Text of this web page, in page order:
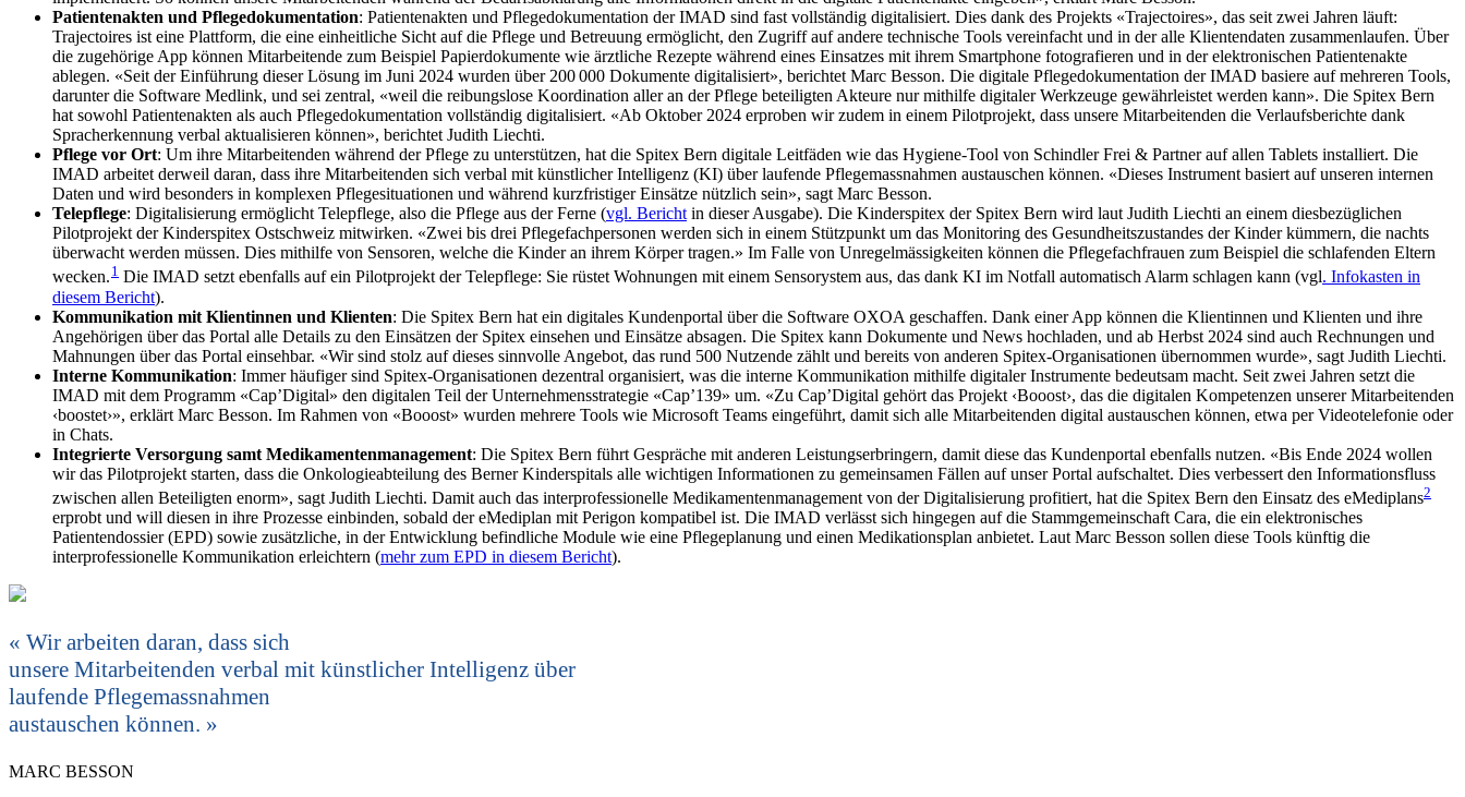
Patientenakten und Pflegedokumentation: Patientenakten und Pflegedokumentation der IMAD sind fast vollständig digitalisiert. Dies dank des Projekts «Trajectoires», das seit zwei Jahren läuft:
Trajectoires ist eine Plattform, die eine einheitliche Sicht auf die Pflege und Betreuung ermöglicht, den Zugriff auf andere technische Tools vereinfacht und in der alle Klientendaten zusammenlaufen. Über
die zugehörige App können Mitarbeitende zum Beispiel Papierdokumente wie ärztliche Rezepte während eines Einsatzes mit ihrem Smartphone fotografieren und in der elektronischen Patientenakte
ablegen. «Seit der Einführung dieser Lösung im Juni 2024 wurden über 200 000 Dokumente digitalisiert», berichtet Marc Besson. Die digitale Pflegedokumentation der IMAD basiere auf mehreren Tools,
darunter die Software Medlink, und sei zentral, «weil die reibungslose Koordina­tion aller an der Pflege beteiligten Akteure nur mithilfe digitaler Werkzeuge gewährleistet werden kann». Die Spitex Bern
hat sowohl Patientenakten als auch Pflegedokumentation vollständig digitalisiert. «Ab Oktober 2024 erproben wir zudem in einem Pilotprojekt, dass unsere Mitarbeitenden die Verlaufsberichte dank
Spracherkennung verbal aktualisieren können», berichtet Judith Liechti.
Pflege vor Ort: Um ihre Mitarbeitenden während der Pflege zu unterstützen, hat die Spitex Bern ­digitale Leitfäden wie das Hygiene-Tool von Schindler Frei & Partner auf allen Tablets installiert. Die
IMAD arbeitet derweil daran, dass ihre Mitarbeitenden sich verbal mit künstlicher Intelligenz (KI) über laufende Pflegemassnahmen austauschen können. «Dieses Instrument basiert auf unseren internen
Daten und wird besonders in komplexen Pflegesituationen und während kurzfristiger Einsätze nützlich sein», sagt Marc Besson.
Telepflege: Digitalisierung ermöglicht Telepflege, also die Pflege aus der Ferne (vgl. Bericht in dieser Ausgabe). Die Kinderspitex der Spitex Bern wird laut Judith Liechti an einem diesbezüglichen
Pilotprojekt der Kinderspitex Ostschweiz mitwirken. «Zwei bis drei Pflegefachpersonen werden sich in einem Stützpunkt um das Monitoring des Gesundheitszustandes der Kinder kümmern, die nachts
überwacht werden müssen. Dies mithilfe von Sensoren, welche die Kinder an ihrem Körper tragen.» Im Falle von Unregelmässigkeiten können die Pflegefachfrauen zum Beispiel die schlafenden Eltern
wecken. 1 Die IMAD setzt ebenfalls auf ein Pilotprojekt der Telepflege: Sie rüstet Wohnungen mit einem Sensorystem aus, das dank KI im Notfall automatisch Alarm schlagen kann (vgl. Infokasten in
diesem Bericht).
Kommunikation mit Klientinnen und Klienten: Die Spitex Bern hat ein digitales Kundenportal über die Software OXOA geschaffen. Dank einer App können die Klientinnen und Klienten und ihre
Angehörigen über das Portal alle Details zu den Einsätzen der Spitex einsehen und Einsätze absagen. Die Spitex kann Dokumente und News hochladen, und ab Herbst 2024 sind auch Rechnungen und
Mahnungen über das Portal einsehbar. «Wir sind stolz auf dieses sinnvolle Angebot, das rund 500 Nutzende zählt und bereits von anderen Spitex-Organisationen übernommen wurde», sagt Judith Liechti.
Interne Kommunikation: Immer häufiger sind Spitex-­Organisationen dezentral organisiert, was die interne Kommunikation mithilfe digitaler Instrumente bedeutsam macht. Seit zwei Jahren setzt die
IMAD mit dem Programm «Cap’Digital» den digitalen Teil der Unternehmensstrategie «Cap’139» um. «Zu Cap’Digital gehört das Projekt ‹Booost›, das die digitalen Kompetenzen unserer Mitarbeitenden
‹boostet›», erklärt Marc Besson. Im Rahmen von «Booost» wurden mehrere Tools wie Microsoft Teams eingeführt, damit sich alle Mitarbeitenden digital austauschen können, etwa per Videotelefonie oder
in Chats.
Integrierte Versorgung samt Medikamenten­management: Die Spitex Bern führt Gespräche mit anderen Leistungserbringern, damit diese das Kundenportal ebenfalls nutzen. «Bis Ende 2024 wollen
wir das Pilotprojekt starten, dass die Onkologie­abteilung des Berner Kinderspitals alle wichtigen ­Informationen zu gemeinsamen Fällen auf unser Portal aufschaltet. Dies verbessert den Informationsfluss
zwischen allen Beteiligten enorm», sagt Judith Liechti. Damit auch das interprofessionelle Medikamentenmanagement von der Digitalisierung profitiert, hat die Spitex Bern den Einsatz des eMediplans2
erprobt und will diesen in ihre Prozesse einbinden, sobald der eMediplan mit Perigon kompatibel ist. Die IMAD verlässt sich hingegen auf die Stammgemeinschaft Cara, die ein elek­tronisches
Patientendossier (EPD) sowie zusätzliche, in der Entwicklung befindliche Module wie eine Pflegeplanung und einen Medikationsplan anbietet. Laut Marc Besson sollen diese Tools künftig die
interprofessionelle Kommunikation erleichtern (mehr zum EPD in diesem Bericht).
Wir arbeiten daran, dass sich
unsere Mitarbeitenden verbal mit künstlicher Intelligenz über
laufende Pflegemassnahmen
austauschen können.
MARC BESSON